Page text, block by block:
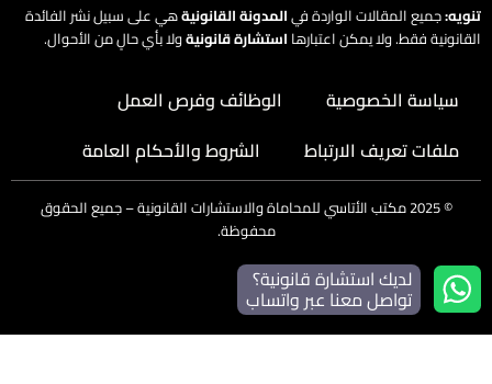
تنويه:جميع المقالات الواردة فيالمدونة القانونيةهي على سبيل نشر الفائدة
القانونية فقط. ولا يمكن اعتبارها استشارة قانونيةولا بأي حالٍ من الأحوال.
سياسة الخصوصية
الوظائف وفرص العمل
ملفات تعريف الارتباط
الشروط والأحكام العامة
©
2025مكتب الأتاسي للمحاماة والاستشارات القانونية – جميع الحقوق
محفوظة.
لديك استشارة قانونية؟
تواصل معنا عبر واتساب